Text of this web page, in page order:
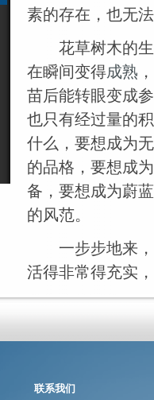
素的存在，也无
花草树木的生
在瞬间变得成熟
苗后能转眼变成
也只有经过量的
什么，要想成为
的品格，要想成
备，要想成为蔚
的风范。
一步步地来，
活得非常得充实
联系我们